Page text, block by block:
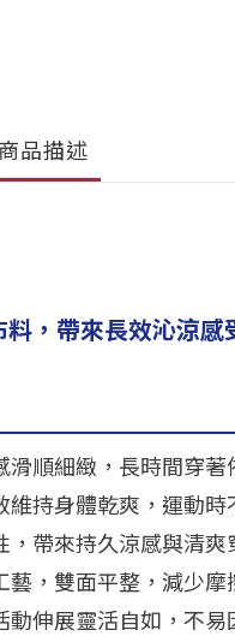
商品描述
，帶來長效沁涼
滑順細緻，長時間穿著
維持身體乾爽，運動時
，帶來持久涼感與清爽
藝，雙面平整，減少摩
動伸展靈活自如，不易